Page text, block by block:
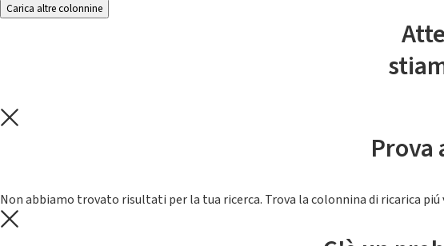
Carica altre colonnine
Prova
Non abbiamo trovato risultati per la tua ricerca. Trova la colonnina di ricarica